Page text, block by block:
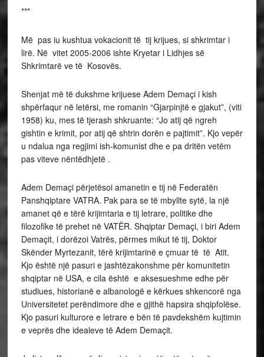
***
Më pas iu kushtua vokacionit të tij krijues, si shkrimtar i
lirë. Në vitet 2005-2006 ishte Kryetar i Lidhjes së
Shkrimtarë ve të Kosovës.
Shenjat më të dukshme krijuese Adem Demaçi i kish
shpërfaqur në letërsi, me romanin “Gjarpinjtë e gjakut”, (viti
1958) ku, mes të tjerash shkruante: “Jo atij që ngreh
gishtin e krimit, por atij që shtrin dorën e pajtimit”. Kjo vepër
u ndalua nga regjimi ish-komunist dhe e pa dritën vetëm
pas viteve nëntëdhjetë .
Adem Demaçi përjetësoi amanetin e tij në Federatën
Panshqiptare VATRA. Pak para se të mbyllte sytë, la një
amanet që e tërë krijimtaria e tij letrare, politike dhe
filozofike të prehet në VATËR. Shqiptar Demaçi, i biri Adem
Demaçit, i dorëzoi Vatrës, përmes mikut të tij, Doktor
Skënder Myrtezanit, tërë krijimtarinë e çmuar të të Atit.
Kjo është një pasuri e jashtëzakonshme për komunitetin
shqiptar në USA, e cila është e aksesueshme edhe për
studiues, historianë e albanologë e kërkues shkencorë nga
Universitetet perëndimore dhe e gjithë hapsira shqipfolëse.
Kjo pasuri kulturore e letrare e bën të pavdekshëm kujtimin
e veprës dhe idealeve të Adem Demaçit.